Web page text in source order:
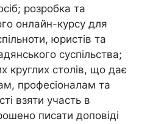
розробка та
онлайн-курсу для
юристів та
суспільства;
круглих столів, що дає
професіоналам та
взяти участь в
писати доповіді